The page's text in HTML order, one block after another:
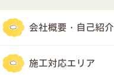
会社概要・自己紹介
施工対応エリア